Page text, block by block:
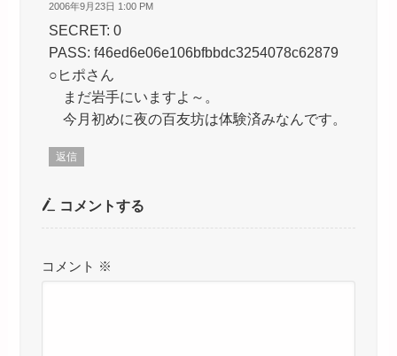
2006年9月23日 1:00 PM
SECRET: 0
PASS: f46ed6e06e106bfbbdc3254078c62879
○ヒポさん
まだ岩手にいますよ～。
今月初めに夜の百友坊は体験済みなんです。
返信
コメントする
コメント ※